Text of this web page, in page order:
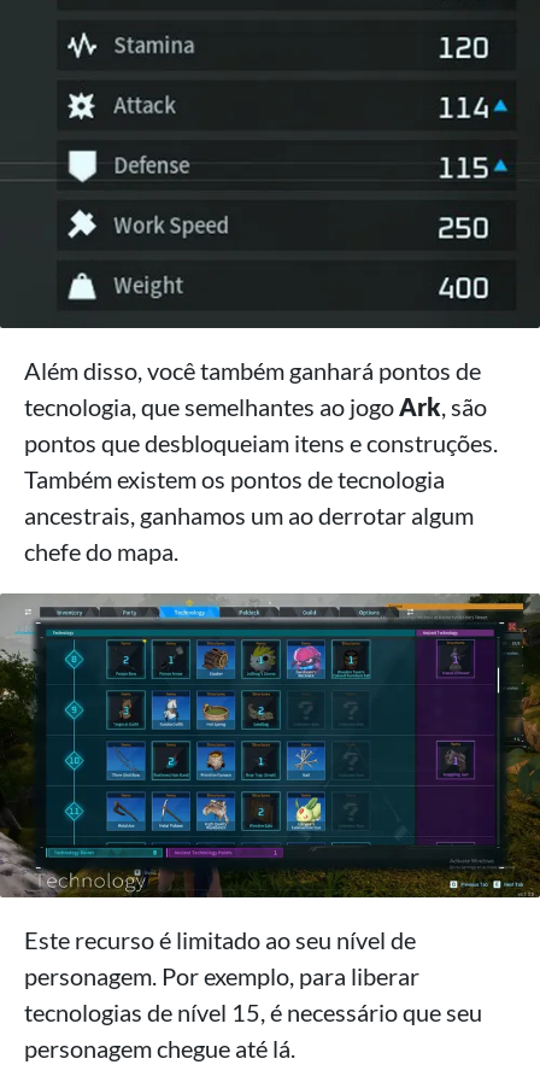
Além disso, você também ganhará pontos de
tecnologia, que semelhantes ao jogoArk, são
pontos que desbloqueiam itens e construções.
Também existem os pontos de tecnologia
ancestrais, ganhamos um ao derrotar algum
chefe do mapa.
Este recurso é limitado ao seu nível de
personagem. Por exemplo, para liberar
tecnologias de nível 15, é necessário que seu
personagem chegue até lá.